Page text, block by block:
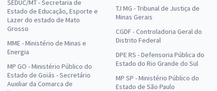
SEDUC/MT - Secretaria de
Estado de Educação, Esporte e
Lazer do estado de Mato
Grosso
MME - Ministério de Minas e
Energia
MP GO - Ministério Público do
Estado de Goiás - Secretário
Auxiliar da Comarca de
TJ MG - Tribunal de Justiça de
Minas Gerais
CGDF - Controladoria Geral do
Distrito Federal
DPE RS - Defensoria Pública do
Estado do Rio Grande do Sul
MP SP - Ministério Público do
Estado de São Paulo